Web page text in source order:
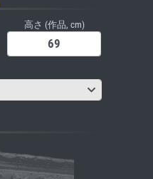
高さ (作品, cm)